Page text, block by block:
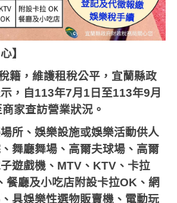
】
籍，維護租稅公平，宜蘭縣政
，自113年7月 1 日至113年9月
家查訪營業狀況。
所、娛樂設施或娛樂活動供人
舞廳舞場、高爾夫球場、高爾
遊戲機、 MTV 、 KTV 、卡拉
餐廳及小吃店附設卡拉OK 、網
具娛樂性選物販賣機、電動玩